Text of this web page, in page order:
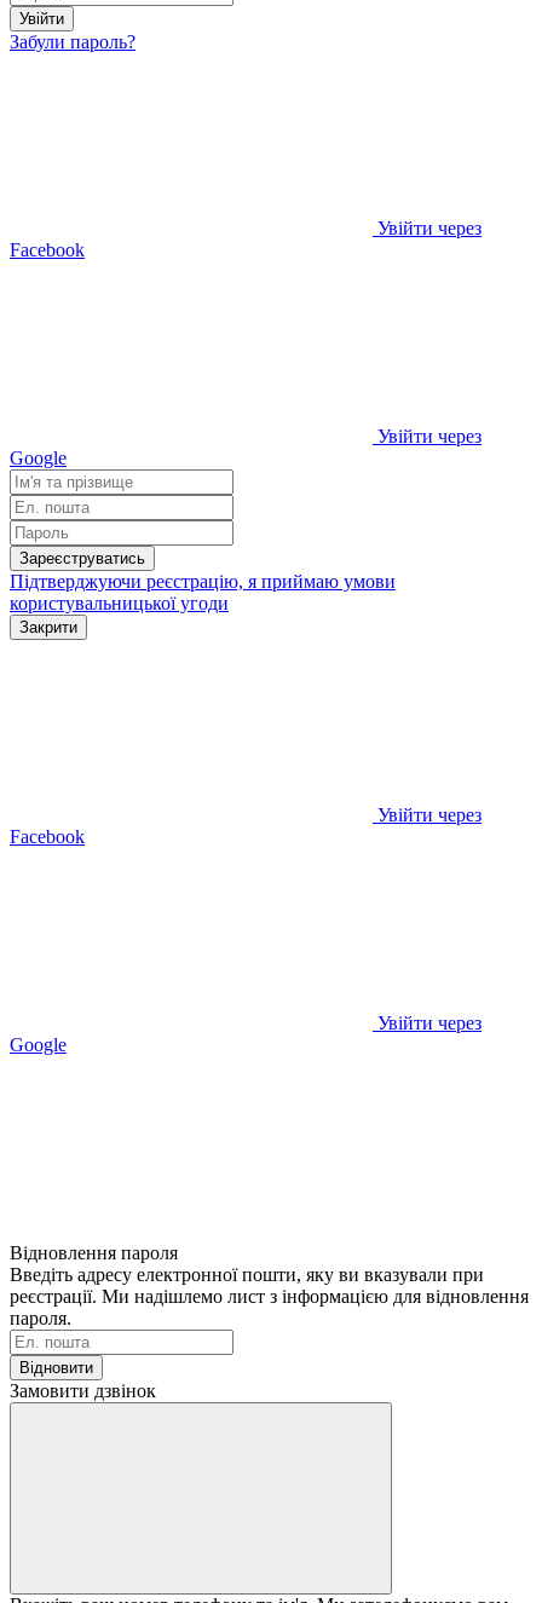
Увійти
Забули пароль?
Увійти через
Facebook
Увійти через
Google
Зареєструватись
Підтверджуючи реєстрацію, я приймаю умови
користувальницької угоди
Закрити
Увійти через
Facebook
Увійти через
Google
Відновлення пароля
Введіть адресу електронної пошти, яку ви вказували при
реєстрації. Ми надішлемо лист з інформацією для відновлення
пароля.
Відновити
Замовити дзвінок